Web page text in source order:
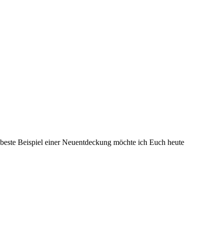
Beispiel einer Neuentdeckung möchte ich Euch heute